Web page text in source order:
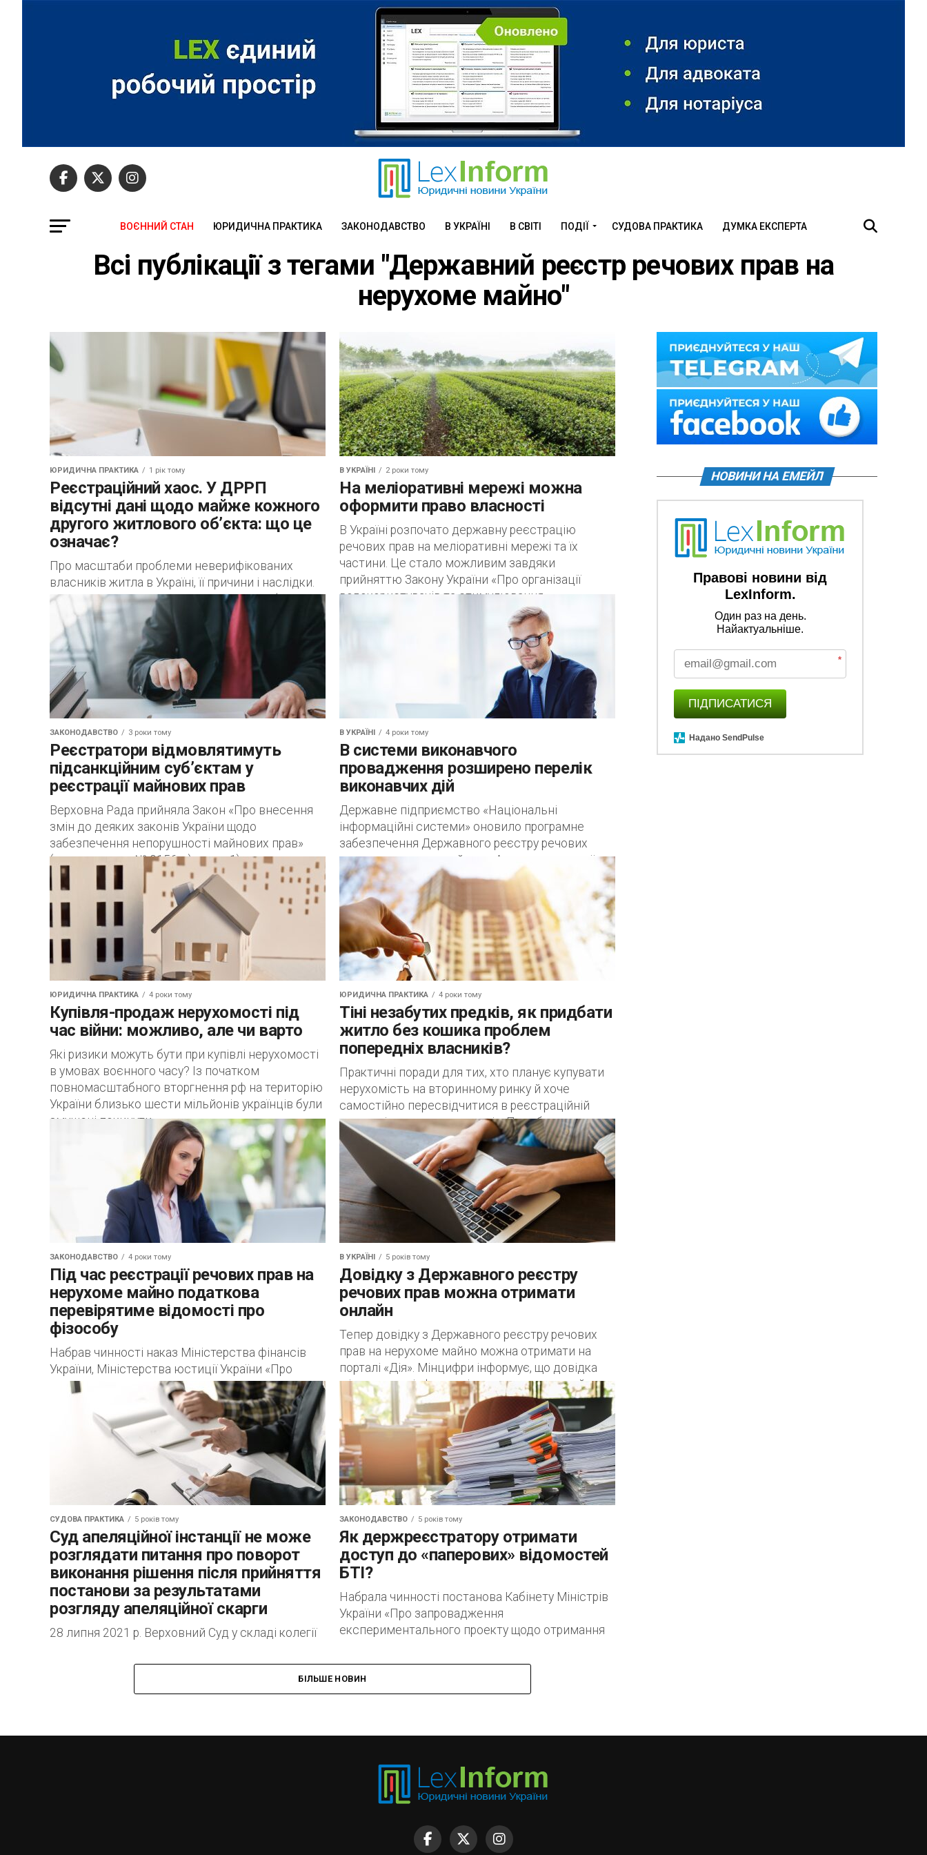
ВОЄННИЙ СТАН ЮРИДИЧНА ПРАКТИКА ЗАКОНОДАВСТВО В УКРАЇНІ В СВІТІ ПОДІЇ СУДОВА ПРАКТИКА ДУМКА ЕКСПЕРТА
Всі публікації з тегами "Державний реєстр речових прав на
нерухоме майно"
ЮРИДИЧНА ПРАКТИКА 1 рік тому
Реєстраційний хаос. У ДРРП
відсутні дані щодо майже кожного
другого житлового об’єкта: що це
означає?
Про масштаби проблеми неверифікованих
власників житла в Україні, її причини і наслідки.
Загалом по темі Якщо говорити про проблему
збереження інформації про права власності
українців, особливо неоцифрованої,...
В УКРАЇНІ 2 роки тому
На меліоративні мережі можна
оформити право власності
В Україні розпочато державну реєстрацію
речових прав на меліоративні мережі та їх
частини. Це стало можливим завдяки
прийняттю Закону України «Про організації
водокористувачів та стимулювання
ЗАКОНОДАВСТВО 3 роки тому
Реєстратори відмовлятимуть
підсанкційним суб’єктам у
реєстрації майнових прав
Верховна Рада прийняла Закон «Про внесення
змін до деяких законів України щодо
забезпечення непорушності майнових прав»
(законопроект № 9156-д), яким: 1) уточнено, що
державний реєстратор під...
В УКРАЇНІ 4 роки тому
В системи виконавчого
провадження розширено перелік
виконавчих дій
Державне підприємство «Національні
інформаційні системи» оновило програмне
забезпечення Державного реєстру речових
прав на нерухоме майно та Автоматизованої
системи виконавчого провадження.
Оновленням оптимізовано роботу функціоналу
програмного забезпечення,...
ЮРИДИЧНА ПРАКТИКА 4 роки тому
Купівля-продаж нерухомості під
час війни: можливо, але чи варто
Які ризики можуть бути при купівлі нерухомості
в умовах воєнного часу? Із початком
повномасштабного вторгнення рф на територію
України близько шести мільйонів українців були
змушені покинути...
ЮРИДИЧНА ПРАКТИКА 4 роки тому
Тіні незабутих предків, як придбати
житло без кошика проблем
попередніх власників?
Практичні поради для тих, хто планує купувати
нерухомість на вторинному ринку й хоче
самостійно пересвідчитися в реєстраційній
«чистоті» квадратних метрів. Придбати житло
на первинному чи вторинному...
ЗАКОНОДАВСТВО 4 роки тому
Під час реєстрації речових прав на
нерухоме майно податкова
перевірятиме відомості про
фізособу
Набрав чинності наказ Міністерства фінансів
України, Міністерства юстиції України «Про
затвердження Порядку електронної взаємодії
інформаційних систем Міністерства юстиції
України та Державної податкової служби України
щодо підтвердження...
В УКРАЇНІ 5 років тому
Довідку з Державного реєстру
речових прав можна отримати
онлайн
Тепер довідку з Державного реєстру речових
прав на нерухоме майно можна отримати на
порталі «Дія». Мінцифри інформує, що довідка
містить усю інформацію про нерухоме майно
із...
СУДОВА ПРАКТИКА 5 років тому
Суд апеляційної інстанції не може
розглядати питання про поворот
виконання рішення після прийняття
постанови за результатами
розгляду апеляційної скарги
28 липня 2021 р. Верховний Суд у складі колегії
цивільного суду у справі № 201/8079/19
відмовив у задоволенні касаційної скарги ТОВ,...
ЗАКОНОДАВСТВО 5 років тому
Як держреєстратору отримати
доступ до «паперових» відомостей
БТІ?
Набрала чинності постанова Кабінету Міністрів
України «Про запровадження
експериментального проекту щодо отримання
майно за допомогою Державного реєстру
речових прав на нерухоме...
БІЛЬШЕ НОВИН
НОВИНИ НА ЕМЕЙЛ
Правові новини від
LexInform.
Один раз на день.
Найактуальніше.
*
ПІДПИСАТИСЯ
Надано SendPulse